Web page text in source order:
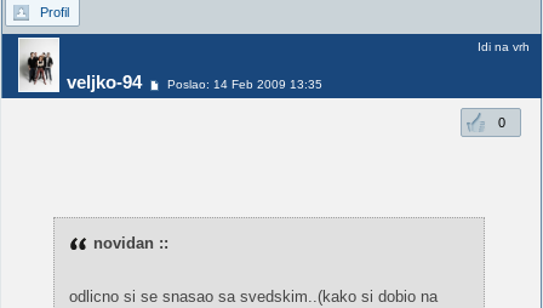
Profil
veljko-94 Poslao: 14 Feb 2009 13:35
Idi na vrh
0
novidan ::
odlicno si se snasao sa svedskim..(kako si dobio na